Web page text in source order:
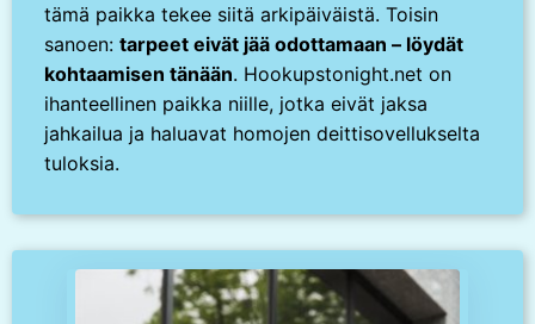
tämä paikka tekee siitä arkipäiväistä. Toisin
sanoen:tarpeet eivät jää odottamaan – löydät
kohtaamisen tänään. Hookupstonight.net on
ihanteellinen paikka niille, jotka eivät jaksa
jahkailua ja haluavat homojen deittisovellukselta
tuloksia.